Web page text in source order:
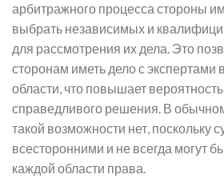
арбитражного процесса стороны
выбрать независимых и
для рассмотрения их дела. Это
сторонам иметь дело с экспертами
области, что повышает
справедливого решения. В
такой возможности нет, поскольку
всесторонними и не всегда могут
каждой области права.